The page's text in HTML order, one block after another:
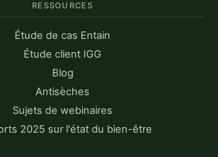
RESSOURCES
Étude de cas Entain
Étude client IGG
Blog
Antisèches
Sujets de webinaires
2025 sur l'état du bien-être